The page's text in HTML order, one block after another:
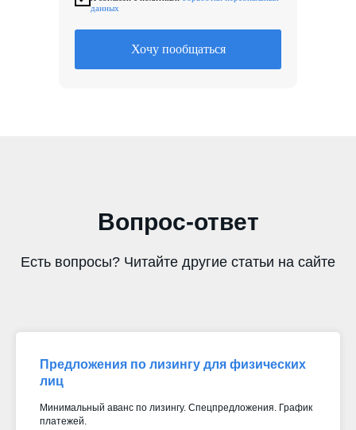
данных
Хочу пообщаться
Вопрос-ответ
Есть вопросы? Читайте другие статьи на сайте
Предложения по лизингу для физических
лиц
Минимальный аванс по лизингу. Спецпредложения. График
платежей.